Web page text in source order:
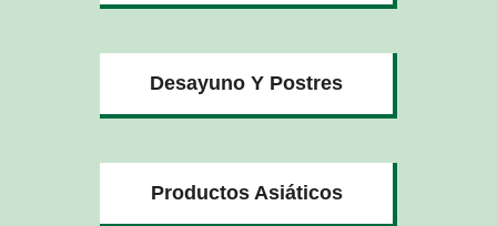
Desayuno Y Postres
Productos Asiáticos